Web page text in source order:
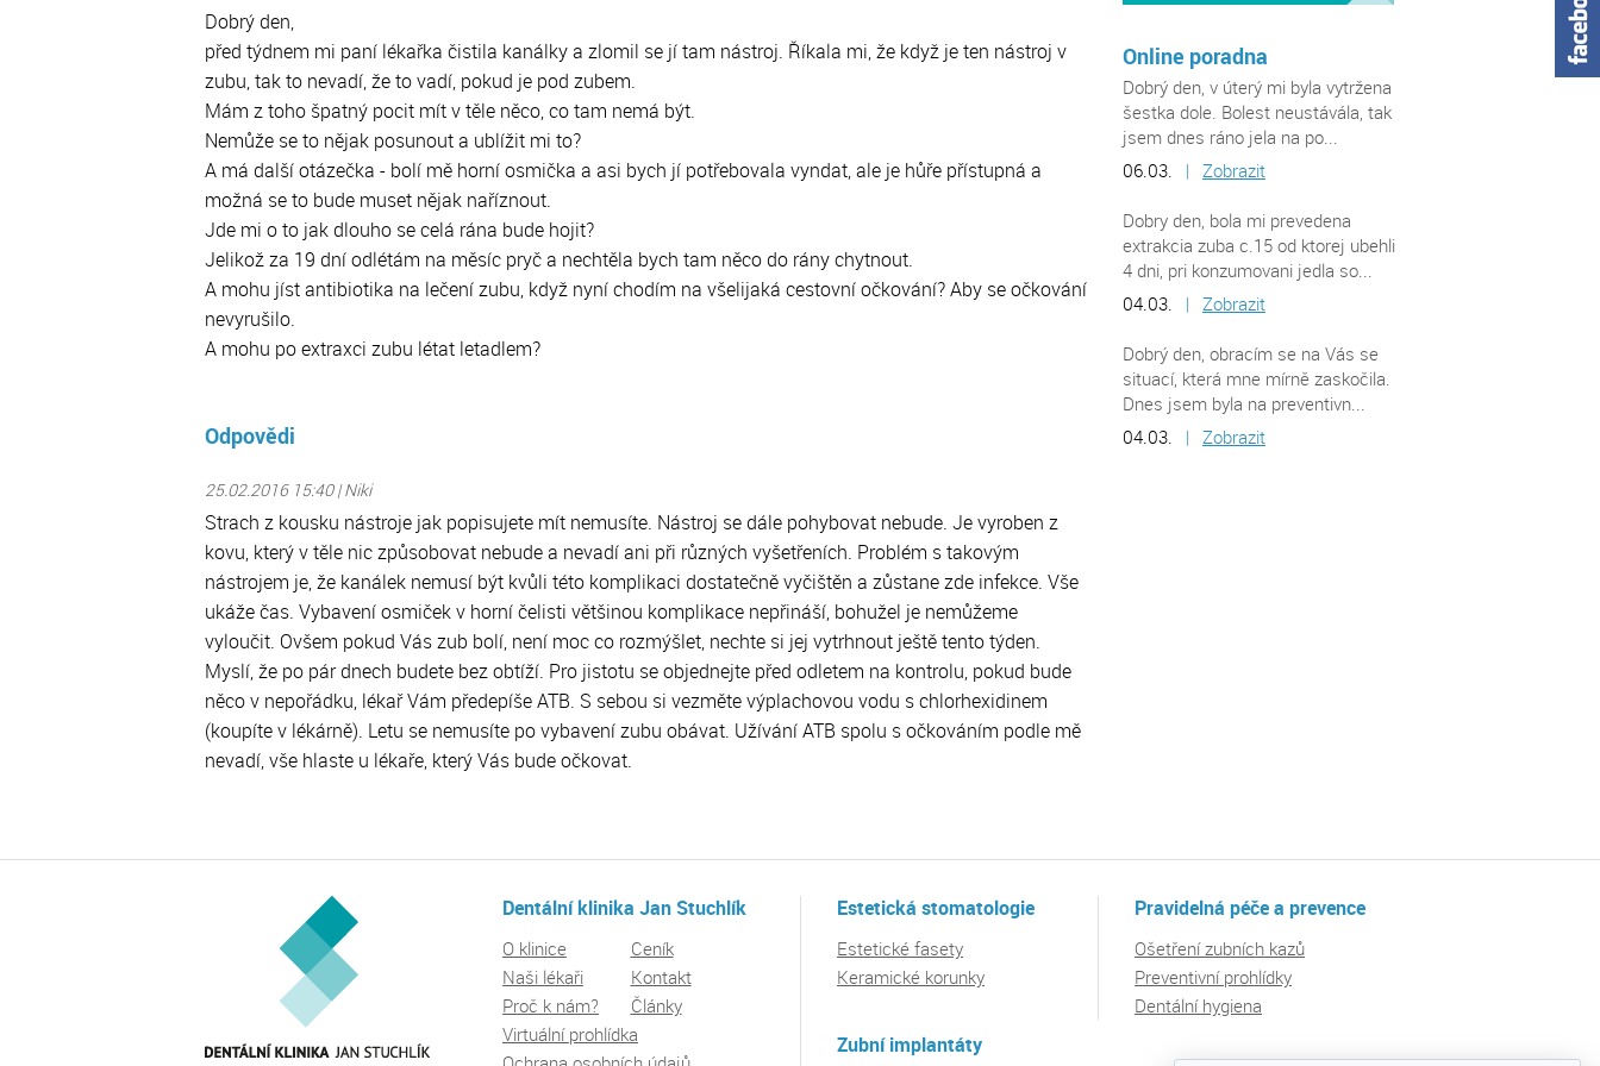
Dobrý den,
před týdnem mi paní lékařka čistila kanálky a zlomil se jí tam nástroj. Říkala mi, že když je ten nástroj v
zubu, tak to nevadí, že to vadí, pokud je pod zubem.
Mám z toho špatný pocit mít v těle něco, co tam nemá být.
Nemůže se to nějak posunout a ublížit mi to?
A má další otázečka - bolí mě horní osmička a asi bych jí potřebovala vyndat, ale je hůře přístupná a
možná se to bude muset nějak naříznout.
Jde mi o to jak dlouho se celá rána bude hojit?
Jelikož za 19 dní odlétám na měsíc pryč a nechtěla bych tam něco do rány chytnout.
A mohu jíst antibiotika na lečení zubu, když nyní chodím na všelijaká cestovní očkování? Aby se očkování
nevyrušilo.
A mohu po extraxci zubu létat letadlem?
Odpovědi
25.02.2016 15:40 | Niki
Strach z kousku nástroje jak popisujete mít nemusíte. Nástroj se dále pohybovat nebude. Je vyroben z
kovu, který v těle nic způsobovat nebude a nevadí ani při různých vyšetřeních. Problém s takovým
nástrojem je, že kanálek nemusí být kvůli této komplikaci dostatečně vyčištěn a zůstane zde infekce. Vše
ukáže čas. Vybavení osmiček v horní čelisti většinou komplikace nepřináší, bohužel je nemůžeme
vyloučit. Ovšem pokud Vás zub bolí, není moc co rozmýšlet, nechte si jej vytrhnout ještě tento týden.
Myslí, že po pár dnech budete bez obtíží. Pro jistotu se objednejte před odletem na kontrolu, pokud bude
něco v nepořádku, lékař Vám předepíše ATB. S sebou si vezměte výplachovou vodu s chlorhexidinem
(koupíte v lékárně). Letu se nemusíte po vybavení zubu obávat. Užívání ATB spolu s očkováním podle mě
nevadí, vše hlaste u lékaře, který Vás bude očkovat.
Online poradna
Dobrý den, v úterý mi byla vytržena
šestka dole. Bolest neustávála, tak
jsem dnes ráno jela na po...
06.03.
| Zobrazit
Dobry den, bola mi prevedena
extrakcia zuba c.15 od ktorej ubehli
4 dni, pri konzumovani jedla so...
04.03.
| Zobrazit
Dobrý den, obracím se na Vás se
situací, která mne mírně zaskočila.
Dnes jsem byla na preventivn...
04.03.
| Zobrazit
Zubní kaz
Dentální klinika Jan Stuchlík
O klinice
Naši lékaři
Proč k nám?
Ceník
Kontakt
Články
Virtuální prohlídka
Estetická stomatologie
Estetické fasety
Keramické korunky
Zubní implantáty
Pravidelná péče a prevence
Ošetření zubních kazů
Preventivní prohlídky
Dentální hygiena